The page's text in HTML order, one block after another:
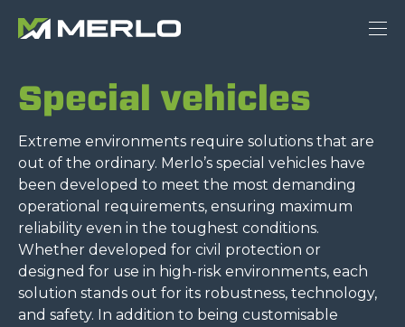
Special vehicles
Extreme environments require solutions that are
out of the ordinary. Merlo’s special vehicles have
been developed to meet the most demanding
operational requirements, ensuring maximum
reliability even in the toughest conditions.
Whether developed for civil protection or
designed for use in high-risk environments, each
solution stands out for its robustness, technology,
and safety. In addition to being customisable